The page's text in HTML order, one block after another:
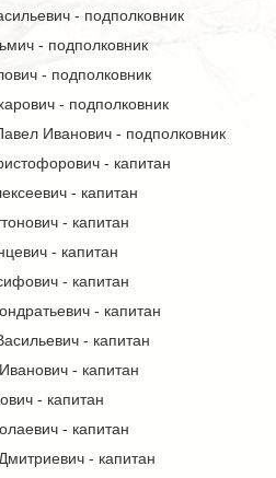
- подполковник
- подполковник
- подполковник
- подполковник
Иванович - подполковник
- капитан
- капитан
- капитан
- капитан
- капитан
- капитан
- капитан
- капитан
- капитан
- капитан
- капитан